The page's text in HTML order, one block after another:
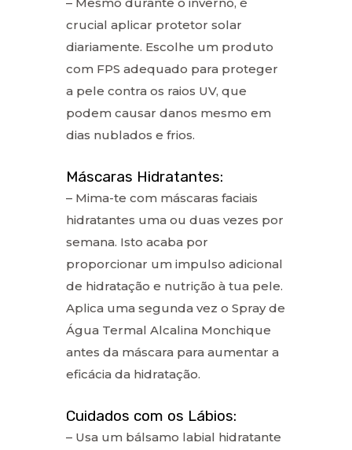
crucial aplicar protetor solar
diariamente. Escolhe um produto
com FPS adequado para proteger
a pele contra os raios UV, que
podem causar danos mesmo em
dias nublados e frios.
Máscaras Hidratantes:
– Mima-te com máscaras faciais
hidratantes uma ou duas vezes por
semana. Isto acaba por
proporcionar um impulso adicional
de hidratação e nutrição à tua pele.
Aplica uma segunda vez o Spray de
Água Termal Alcalina Monchique
antes da máscara para aumentar a
eficácia da hidratação.
Cuidados com os Lábios:
– Usa um bálsamo labial hidratante